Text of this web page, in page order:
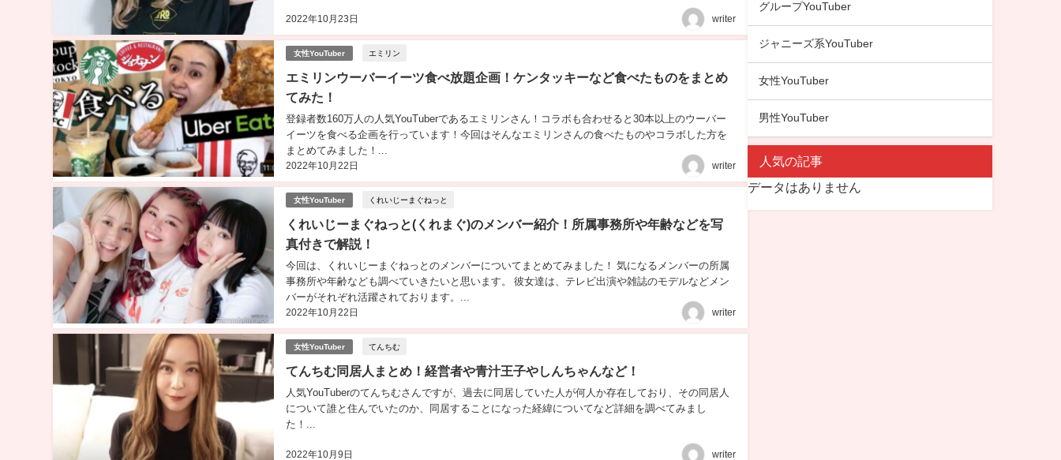
2022年10月23日 writer
女性YouTuber エミリン
エミリンウーバーイーツ食べ放題企画！ケンタッキーなど食べたものをまとめ
てみた！
2022年10月22日
登録者数160万人の人気YouTuberであるエミリンさん！コラボも合わせると30本以上のウーバー
イーツを食べる企画を行っています！今回はそんなエミリンさんの食べたものやコラボした方を
まとめてみました！...
writer
女性YouTuber くれいじーまぐねっと
くれいじーまぐねっと(くれまぐ)のメンバー紹介！所属事務所や年齢などを写
真付きで解説！
2022年10月22日
今回は、くれいじーまぐねっとのメンバーについてまとめてみました！ 気になるメンバーの所属
事務所や年齢なども調べていきたいと思います。 彼女達は、テレビ出演や雑誌のモデルなどメン
バーがそれぞれ活躍されております。...
writer
女性YouTuber てんちむ
てんちむ同居人まとめ！経営者や青汁王子やしんちゃんなど！
2022年10月9日
人気YouTuberのてんちむさんですが、過去に同居していた人が何人か存在しており、その同居人
について誰と住んでいたのか、同居することになった経緯についてなど詳細を調べてみまし
た！...
writer
グループYouTuber
ジャニーズ系YouTuber
女性YouTuber
男性YouTuber
人気の記事
データはありません